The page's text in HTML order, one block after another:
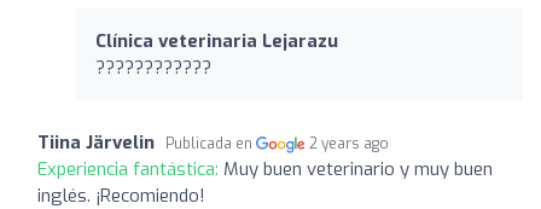
Clínica veterinaria Lejarazu
????????????
Tiina Järvelin Publicada en 2 years ago
Experiencia fantástica: Muy buen veterinario y muy buen
inglés. ¡Recomiendo!